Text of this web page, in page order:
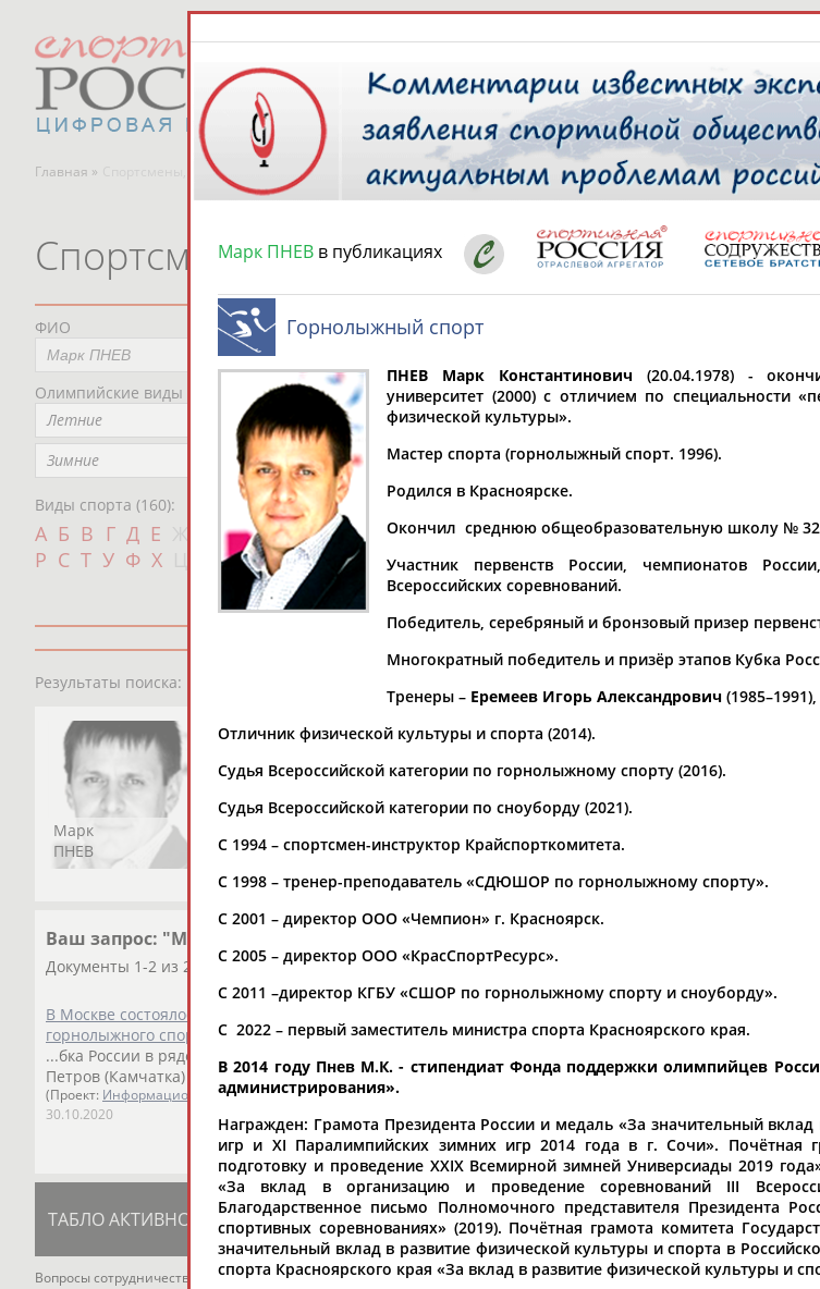
Главная » Спортсмены, тренеры и специалисты РЕСУРСНАЯ ПЛОЩАДКА
Спортсмены, тренеры и специалисты
ФИО
Олимпийские виды спорта
Летние
Зимние
Виды спорта (160):
А Б В Г Д Е И К Л М Н О
П
Р С Т У Ф Х Ш Щ Э Ю Я
Представляет регион*
* для
Место рождения
Не выбран
Регион проживания
Не выбран
Дата рождения
Результаты поиска:
Марк
ПНЕВ
Ваш запрос: "Марк ПНЕВ"
Документы 1-2 из 2 найденных уникальных документов
В Москве состоялось плановое заседание Президиума Российской федерации
горнолыжного спорта
...бка России в ряде регионов страны на Президиуме выступили Алексей Орлов, Сергей
Петров (Камчатка) и
Марк Пнев(Красноярск). ...
(Проект: Информационное агентство СТАДИОН)
30.10.2020
Первый
12 декабря
(Проект:
02.12.2018
ТАБЛО АКТИВНОСТИ ЦЕЛИ ПРОЕКТА КОНТАКТЫ НАШИ КНОПКИ РЕКЛАМА
Вопросы сотрудничества и совместной деятельностиinform@infosport.ru
Марк ПНЕВ в публикациях
Горнолыжный спорт
ПНЕВ Марк Константинович(20.04.1978) -
университет (2000) с отличием по специальности
физической культуры».
Мастер спорта (горнолыжный спорт. 1996).
Родился в Красноярске.
Окончил среднюю общеобразовательную школу №
Участник первенств России, чемпионатов
Всероссийских соревнований.
Победитель, серебряный и бронзовый призер
Многократный победитель и призёр этапов Кубка
Тренеры – Еремеев Игорь Александрович (1985–1991),
Отличник физической культуры и спорта (2014).
Судья Всероссийской категории по горнолыжному спорту (2016).
Судья Всероссийской категории по сноуборду (2021).
С 1994 – спортсмен-инструктор Крайспорткомитета.
С 1998 – тренер-преподаватель «СДЮШОР по горнолыжному спорту».
С 2001 – директор ООО «Чемпион» г. Красноярск.
С 2005 – директор ООО «КрасСпортРесурс».
С 2011 –директор КГБУ «СШОР по горнолыжному спорту и сноуборду».
С 2022 – первый заместитель министра спорта Красноярского края.
В 2014 году Пнев М.К. - стипендиат Фонда поддержки олимпийцев
администрирования».
Награжден: Грамота Президента России и медаль «За значительный
игр и XI Паралимпийских зимних игр 2014 года в г. Сочи». Почётная
подготовку и проведение XXIX Всемирной зимней Универсиады 2019
«За вклад в организацию и проведение соревнований III
Благодарственное письмо Полномочного представителя Президента
спортивных соревнованиях» (2019). Почётная грамота комитета
значительный вклад в развитие физической культуры и спорта в
спорта Красноярского края «За вклад в развитие физической культуры и